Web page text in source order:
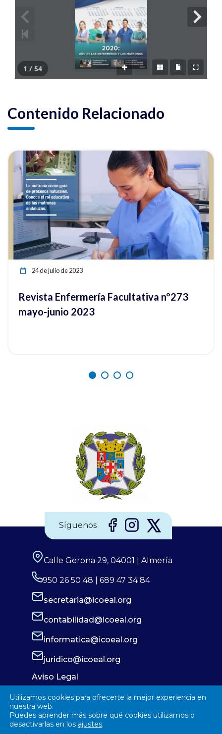
1 / 54
Contenido Relacionado
24 de julio de 2023
Revista Enfermería Facultativa nº273
mayo-junio 2023
Ver noticia
Síguenos
Calle Gerona 29, 04001 | Almería
950 26 50 48 | 689 47 34 84
secretaria@icoeal.org
contabilidad@icoeal.org
informatica@icoeal.org
juridico@icoeal.org
Aviso Legal
Política de Cookies
Utilizamos cookies para ofrecerte la mejor experiencia en
nuestra web.
Puedes aprender más sobre qué cookies utilizamos o
desactivarlas en los ajustes.